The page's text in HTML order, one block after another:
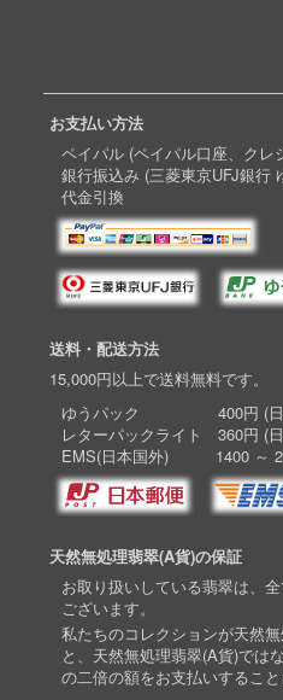
お支払い方法
ペイパル (ペイパル口座、クレ
銀行振込み (三菱東京UFJ銀行
代金引換
送料・配送方法
15,000円以上で送料無料です。
ゆうパック 400円 (日
レターパックライト 360円 (
EMS(日本国外) 1400 ～
天然無処理翡翠(A貨)の保証
お取り扱いしている翡翠は、
ございます。
私たちのコレクションが天然
と、天然無処理翡翠(A貨)では
の二倍の額をお支払いすること